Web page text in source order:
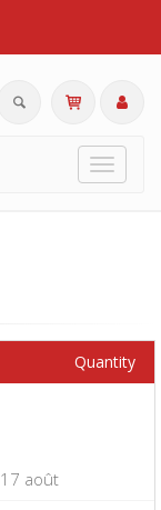
Toggle
août
Quantity